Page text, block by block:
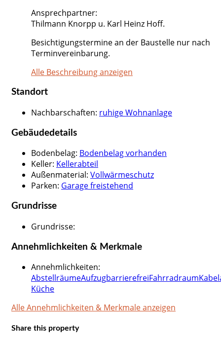
Ansprechpartner:
Thilmann Knorpp u. Karl Heinz Hoff.
Besichtigungstermine an der Baustelle nur nach
Terminvereinbarung.
Alle Beschreibung anzeigen
Standort
Nachbarschaften: ruhige Wohnanlage
Gebäudedetails
Bodenbelag: Bodenbelag vorhanden
Keller: Kellerabteil
Außenmaterial: Vollwärmeschutz
Parken: Garage freistehend
Grundrisse
Grundrisse:
Annehmlichkeiten & Merkmale
Annehmlichkeiten:
AbstellräumeAufzugbarrierefreiFahrradraum
Küche
Alle Annehmlichkeiten & Merkmale anzeigen
Share this property